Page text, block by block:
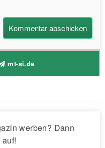
mt-si.de
werben? Dann